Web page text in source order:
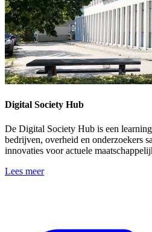
Digital Society Hub
De Digital Society Hub is een
bedrijven, overheid en onderzoekers
innovaties voor actuele
Lees meer